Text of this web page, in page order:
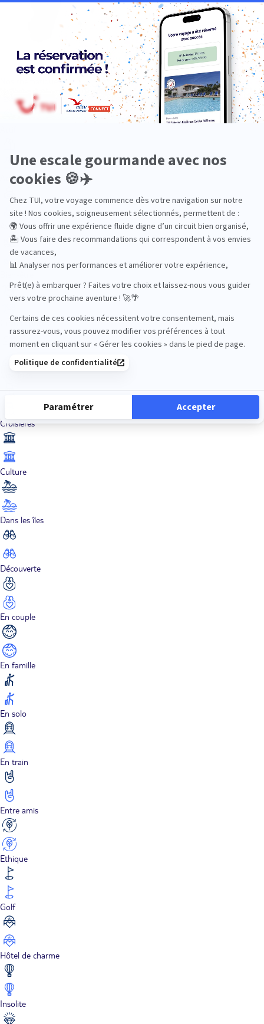
Océan Indien
Nos thématiques
Adult only
Aventure
Circuits privés
Croisières
Culture
Dans les îles
Découverte
En couple
En famille
En solo
En train
Entre amis
Ethique
Golf
Hôtel de charme
Insolite